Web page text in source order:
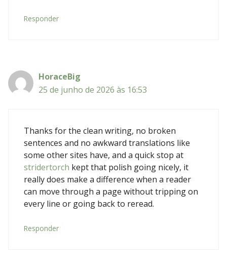
Responder
HoraceBig
25 de junho de 2026 às 16:53
Thanks for the clean writing, no broken
sentences and no awkward translations like
some other sites have, and a quick stop at
stridertorch kept that polish going nicely, it
really does make a difference when a reader
can move through a page without tripping on
every line or going back to reread.
Responder